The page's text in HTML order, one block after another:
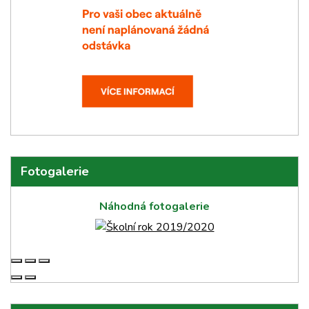
Fotogalerie
Náhodná fotogalerie